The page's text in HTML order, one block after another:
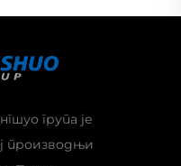
група је
производњи